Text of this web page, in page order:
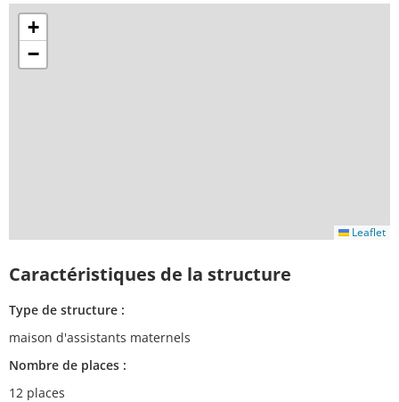
+
−
Leaflet
Caractéristiques de la structure
Type de structure :
maison d'assistants maternels
Nombre de places :
12 places